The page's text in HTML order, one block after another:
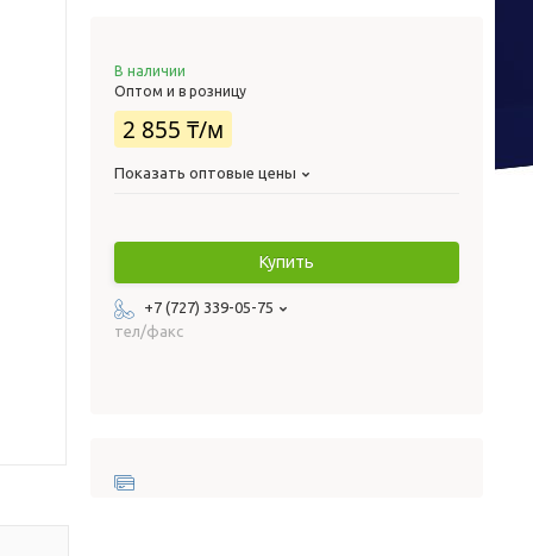
В наличии
Оптом и в розницу
2 855 ₸/м
Показать оптовые цены
Купить
+7 (727) 339-05-75
тел/факс